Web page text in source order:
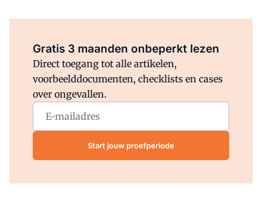
Gratis 3 maanden onbeperkt lezen
Direct toegang tot alle artikelen,
voorbeelddocumenten, checklists en cases
over ongevallen.
Start jouw proefperiode